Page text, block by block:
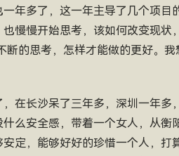
年多了，这一年主导了几个项目
也慢慢开始思考，该如何改变现
断的思考，怎样才能做的更好。
在长沙呆了三年多，深圳一年多
么安全感，带着一个女人，从衡
定，能够好好的珍惜一个人，打